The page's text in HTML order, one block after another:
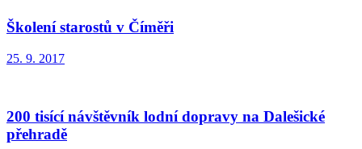
Školení starostů v Číměři
25. 9. 2017
200 tisící návštěvník lodní dopravy na Dalešické
přehradě